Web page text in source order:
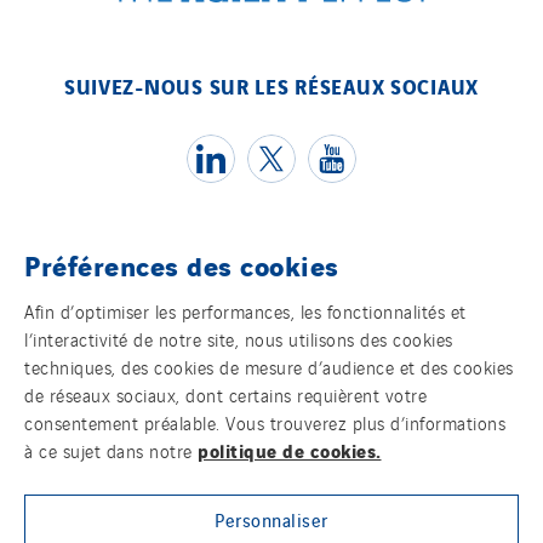
SUIVEZ-NOUS SUR LES RÉSEAUX SOCIAUX
Témoins
Mentions légales
Politique de confidentialité des données
Contact
Plan d’accessibilité 2026-2029 | Instech
Tunzini Grand Ouest
TUNZINI Nucléaire
Tunzini Toulouse
Uxello
Valentin
Valette
VINCI Stiftung
Préférences des cookies
Afin d’optimiser les performances, les fonctionnalités et
l’interactivité de notre site, nous utilisons des cookies
techniques, des cookies de mesure d’audience et des cookies
de réseaux sociaux, dont certains requièrent votre
consentement préalable. Vous trouverez plus d’informations
à ce sujet dans notre politique de cookies.
Personnaliser